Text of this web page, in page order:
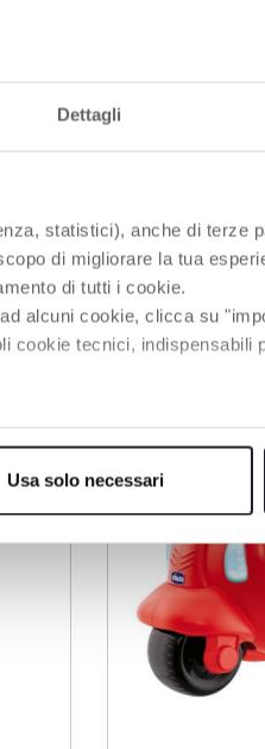
Dettagli
statistici), anche di terze
di migliorare la tua
di tutti i cookie.
alcuni cookie, clicca su
cookie tecnici,
Usa solo necessari